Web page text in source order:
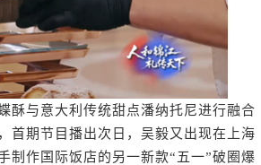
与意大利传统甜点潘纳托尼进行融合
首期节目播出次日，吴毅又出现在上海
制作国际饭店的另一新款“五一”破圈爆